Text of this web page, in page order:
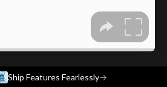
Ship Features Fearlessly→